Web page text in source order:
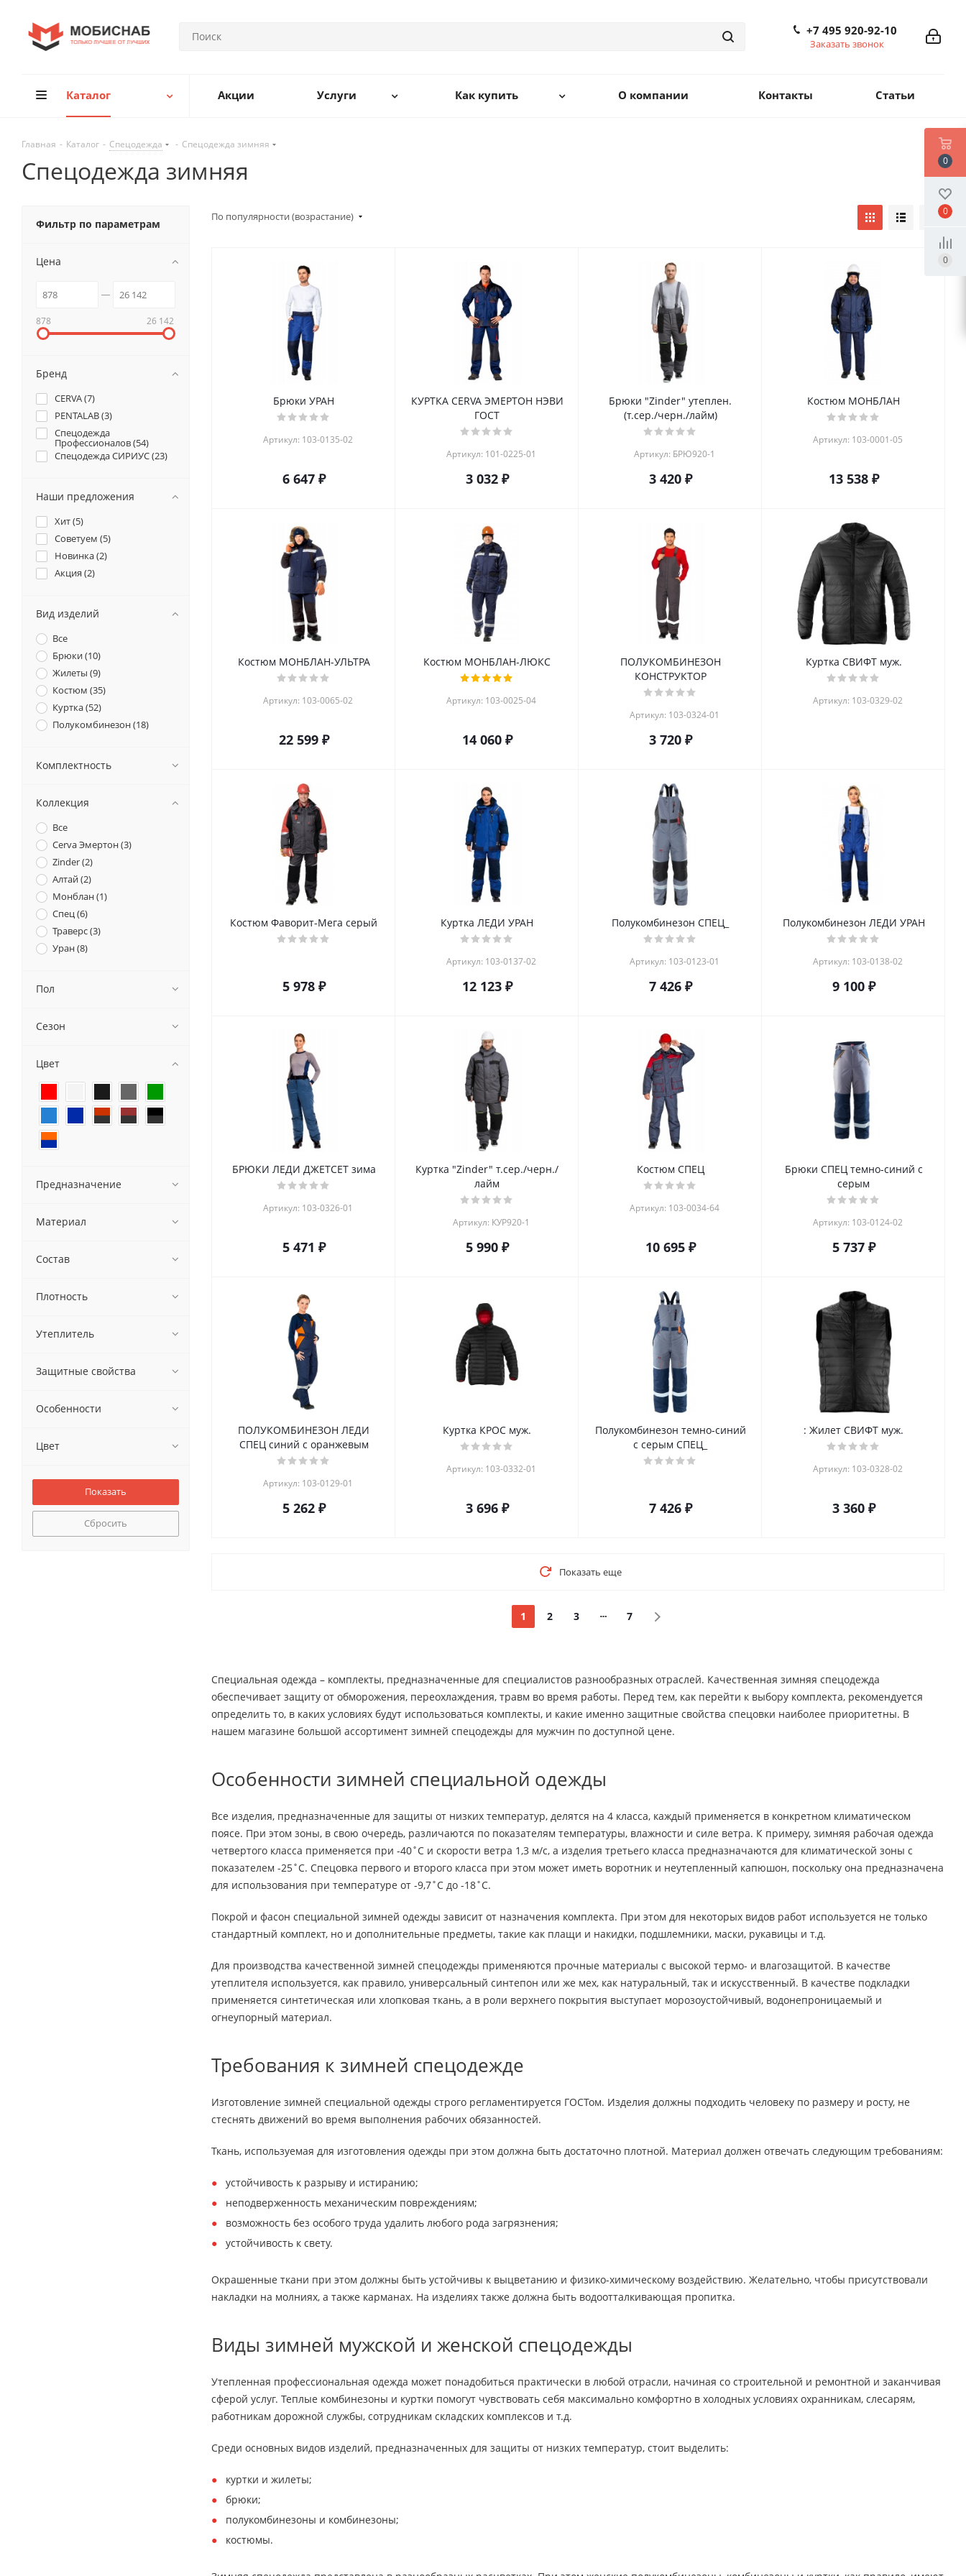
+7 495 920-92-10
Заказать звонок
Каталог Акции Услуги Как купить О компании Контакты Статьи
Главная - Каталог - Спецодежда - Спецодежда зимняя
Спецодежда зимняя
По популярности (возрастание)
Брюки УРАН
Артикул: 103-0135-02
6 647 ₽
КУРТКА CERVA ЭМЕРТОН НЭВИ
ГОСТ
Артикул: 101-0225-01
3 032 ₽
Брюки "Zinder" утеплен.
(т.сер./черн./лайм)
Артикул: БРЮ920-1
3 420 ₽
Костюм МОНБЛАН
Артикул: 103-0001-05
13 538 ₽
Костюм МОНБЛАН-УЛЬТРА
Артикул: 103-0065-02
22 599 ₽
Костюм МОНБЛАН-ЛЮКС
Артикул: 103-0025-04
14 060 ₽
ПОЛУКОМБИНЕЗОН
КОНСТРУКТОР
Артикул: 103-0324-01
3 720 ₽
Куртка СВИФТ муж.
Артикул: 103-0329-02
Костюм Фаворит-Мега серый
5 978 ₽
Куртка ЛЕДИ УРАН
Артикул: 103-0137-02
12 123 ₽
Полукомбинезон СПЕЦ_
Артикул: 103-0123-01
7 426 ₽
Полукомбинезон ЛЕДИ УРАН
Артикул: 103-0138-02
9 100 ₽
БРЮКИ ЛЕДИ ДЖЕТСЕТ зима
Артикул: 103-0326-01
5 471 ₽
Куртка "Zinder" т.сер./черн./
лайм
Артикул: КУР920-1
5 990 ₽
Костюм СПЕЦ
Артикул: 103-0034-64
10 695 ₽
Брюки СПЕЦ темно-синий с
серым
Артикул: 103-0124-02
5 737 ₽
ПОЛУКОМБИНЕЗОН ЛЕДИ
СПЕЦ синий с оранжевым
Артикул: 103-0129-01
5 262 ₽
Куртка КРОС муж.
Артикул: 103-0332-01
3 696 ₽
Полукомбинезон темно-синий
с серым СПЕЦ_
7 426 ₽
: Жилет СВИФТ муж.
Артикул: 103-0328-02
3 360 ₽
Показать еще
1 2 3 7
Специальная одежда – комплекты, предназначенные для специалистов разнообразных отраслей. Качественная зимняя спецодежда
обеспечивает защиту от обморожения, переохлаждения, травм во время работы. Перед тем, как перейти к выбору комплекта, рекомендуется
определить то, в каких условиях будут использоваться комплекты, и какие именно защитные свойства спецовки наиболее приоритетны. В
нашем магазине большой ассортимент зимней спецодежды для мужчин по доступной цене.
Особенности зимней специальной одежды
Все изделия, предназначенные для защиты от низких температур, делятся на 4 класса, каждый применяется в конкретном климатическом
поясе. При этом зоны, в свою очередь, различаются по показателям температуры, влажности и силе ветра. К примеру, зимняя рабочая одежда
четвертого класса применяется при -40˚С и скорости ветра 1,3 м/с, а изделия третьего класса предназначаются для климатической зоны с
показателем -25˚С. Спецовка первого и второго класса при этом может иметь воротник и неутепленный капюшон, поскольку она предназначена
для использования при температуре от -9,7˚С до -18˚С.
Покрой и фасон специальной зимней одежды зависит от назначения комплекта. При этом для некоторых видов работ используется не только
стандартный комплект, но и дополнительные предметы, такие как плащи и накидки, подшлемники, маски, рукавицы и т.д.
Для производства качественной зимней спецодежды применяются прочные материалы с высокой термо- и влагозащитой. В качестве
утеплителя используется, как правило, универсальный синтепон или же мех, как натуральный, так и искусственный. В качестве подкладки
применяется синтетическая или хлопковая ткань, а в роли верхнего покрытия выступает морозоустойчивый, водонепроницаемый и
огнеупорный материал.
Требования к зимней спецодежде
Изготовление зимней специальной одежды строго регламентируется ГОСТом. Изделия должны подходить человеку по размеру и росту, не
стеснять движений во время выполнения рабочих обязанностей.
Ткань, используемая для изготовления одежды при этом должна быть достаточно плотной. Материал должен отвечать следующим требованиям:
устойчивость к разрыву и истиранию;
неподверженность механическим повреждениям;
возможность без особого труда удалить любого рода загрязнения;
устойчивость к свету.
Окрашенные ткани при этом должны быть устойчивы к выцветанию и физико-химическому воздействию. Желательно, чтобы присутствовали
накладки на молниях, а также карманах. На изделиях также должна быть водоотталкивающая пропитка.
Виды зимней мужской и женской спецодежды
Утепленная профессиональная одежда может понадобиться практически в любой отрасли, начиная со строительной и ремонтной и заканчивая
сферой услуг. Теплые комбинезоны и куртки помогут чувствовать себя максимально комфортно в холодных условиях охранникам, слесарям,
работникам дорожной службы, сотрудникам складских комплексов и т.д.
Среди основных видов изделий, предназначенных для защиты от низких температур, стоит выделить:
куртки и жилеты;
брюки;
полукомбинезоны и комбинезоны;
костюмы.
Фильтр по параметрам
Цена
878 26 142
Бренд
CERVA (7)
PENTALAB (3)
Спецодежда
Профессионалов (54)
Спецодежда СИРИУС (23)
Наши предложения
Хит (5)
Советуем (5)
Новинка (2)
Акция (2)
Вид изделий
Все
Брюки (10)
Жилеты (9)
Костюм (35)
Куртка (52)
Полукомбинезон (18)
Комплектность
Коллекция
Все
Cerva Эмертон (3)
Zinder (2)
Алтай (2)
Монблан (1)
Спец (6)
Траверс (3)
Уран (8)
Пол
Сезон
Цвет
Предназначение
Материал
Состав
Плотность
Утеплитель
Защитные свойства
Особенности
Цвет
Сбросить
0
0
0